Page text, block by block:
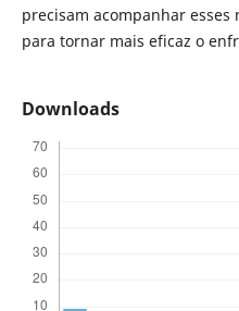
precisam acompanhar
para tornar mais eficaz o
Downloads